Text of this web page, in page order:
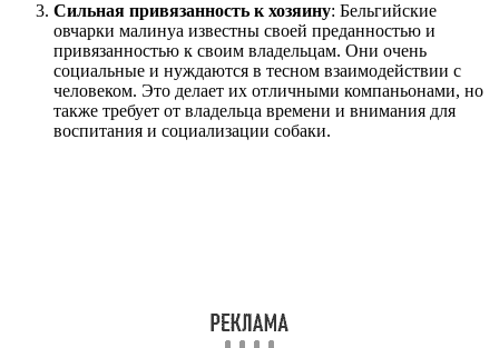
Сильная привязанность к хозяину: Бельгийские
овчарки малинуа известны своей преданностью и
привязанностью к своим владельцам. Они очень
социальные и нуждаются в тесном взаимодействии с
человеком. Это делает их отличными компаньонами, но
также требует от владельца времени и внимания для
воспитания и социализации собаки.